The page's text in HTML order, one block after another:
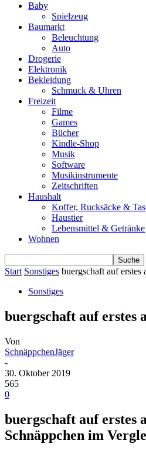
Baby
Spielzeug
Baumarkt
Beleuchtung
Auto
Drogerie
Elektronik
Bekleidung
Schmuck & Uhren
Freizeit
Filme
Games
Bücher
Kindle-Shop
Musik
Software
Musikinstrumente
Zeitschriften
Haushalt
Koffer, Rucksäcke &
Haustier
Lebensmittel & Getränke
Wohnen
Start Sonstiges buergschaft auf erstes
Sonstiges
buergschaft auf erstes
Von
SchnäppchenJäger
-
30. Oktober 2019
565
0
buergschaft auf erstes
Schnäppchen im